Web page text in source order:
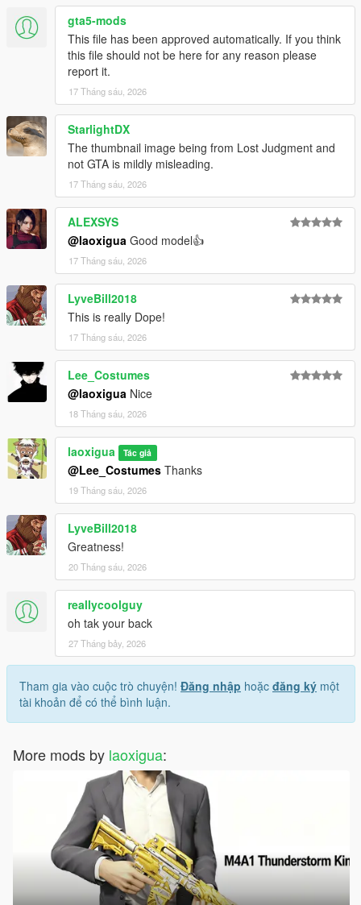
gta5-mods
This file has been approved automatically. If you think
this file should not be here for any reason please
report it.
17 Tháng sáu, 2026
StarlightDX
The thumbnail image being from Lost Judgment and
not GTA is mildly misleading.
17 Tháng sáu, 2026
ALEXSYS
@laoxigua Good model👍
17 Tháng sáu, 2026
LyveBill2018
This is really Dope!
17 Tháng sáu, 2026
Lee_Costumes
@laoxigua Nice
18 Tháng sáu, 2026
laoxigua Tác giả
@Lee_Costumes Thanks
19 Tháng sáu, 2026
LyveBill2018
Greatness!
20 Tháng sáu, 2026
reallycoolguy
oh tak your back
27 Tháng bảy, 2026
Tham gia vào cuộc trò chuyện! Đăng nhập hoặc đăng ký một
tài khoản để có thể bình luận.
More mods by laoxigua: